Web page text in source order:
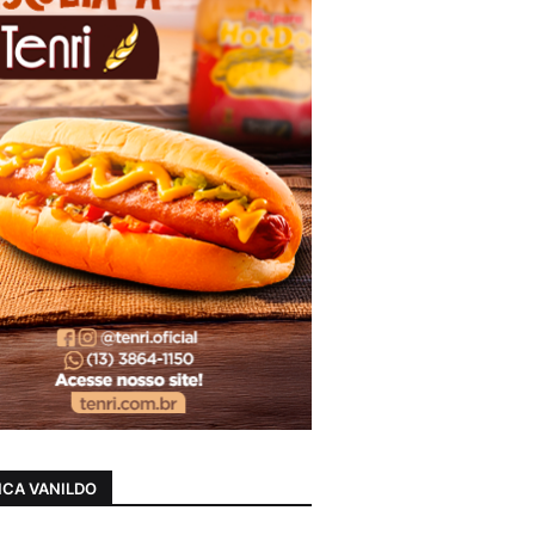
VANILDO